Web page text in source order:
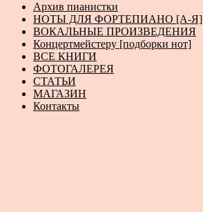
Архив пианистки
НОТЫ ДЛЯ ФОРТЕПИАНО [А-Я]
ВОКАЛЬНЫЕ ПРОИЗВЕДЕНИЯ
Концертмейстеру [подборки нот]
ВСЕ КНИГИ
ФОТОГАЛЕРЕЯ
СТАТЬИ
МАГАЗИН
Контакты